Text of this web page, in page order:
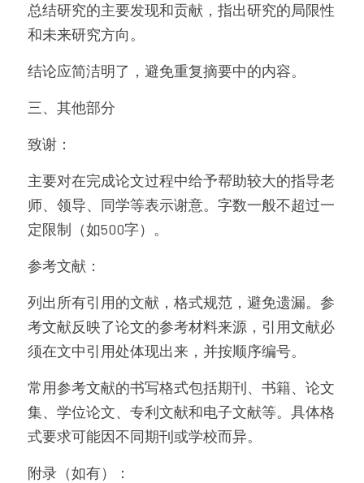
总结研究的主要发现和贡献，指出研究的局限性
和未来研究方向。
结论应简洁明了，避免重复摘要中的内容。
三、其他部分
致谢：
主要对在完成论文过程中给予帮助较大的指导老
师、领导、同学等表示谢意。字数一般不超过一
定限制（如500字）。
参考文献：
列出所有引用的文献，格式规范，避免遗漏。参
考文献反映了论文的参考材料来源，引用文献必
须在文中引用处体现出来，并按顺序编号。
常用参考文献的书写格式包括期刊、书籍、论文
集、学位论文、专利文献和电子文献等。具体格
式要求可能因不同期刊或学校而异。
附录（如有）：